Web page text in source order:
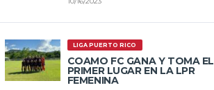
LIGA PUERTO RICO
COAMO FC GANA Y TOMA EL
PRIMER LUGAR EN LA LPR
FEMENINA